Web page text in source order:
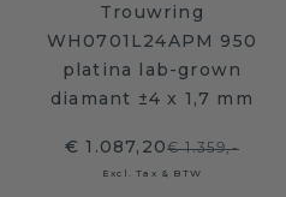
Trouwring
WH0701L24APM 950
platina lab-grown
diamant ±4 x 1,7 mm
€ 1.087,20€ 1.359,-
Excl. Tax & BTW